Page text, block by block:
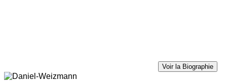
Voir la Biographie